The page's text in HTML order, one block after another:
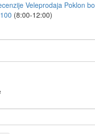
Veleprodaja Poklon
(8:00-12:00)